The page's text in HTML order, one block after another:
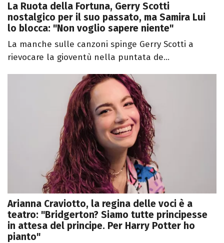
La Ruota della Fortuna, Gerry Scotti
nostalgico per il suo passato, ma Samira Lui
lo blocca: "Non voglio sapere niente"
La manche sulle canzoni spinge Gerry Scotti a
rievocare la gioventù nella puntata de...
Arianna Craviotto, la regina delle voci è a
teatro: "Bridgerton? Siamo tutte principesse
in attesa del principe. Per Harry Potter ho
pianto"